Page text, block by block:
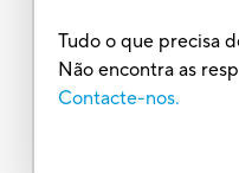
Tudo o que precisa
Não encontra as
Contacte-nos.